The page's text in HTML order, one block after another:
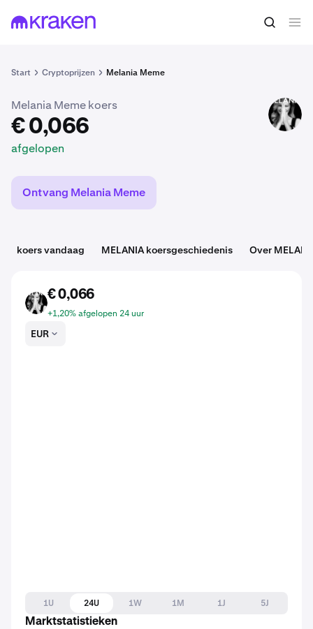
Start Cryptoprijzen Melania Meme
€ 0,066 MELANIA kopen
Melania Meme koers
€ 0,066
afgelopen
MELANIA
Ontvang Melania Meme
koers vandaag MELANIA koersgeschiedenis Over
MELANIA
€ 0,066
+1,20% afgelopen 24 uur
EUR
1U 24U 1W 1M 1J
5J
Marktstatistieken